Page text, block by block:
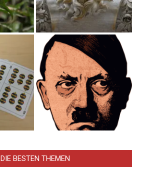
DIE BESTEN THEMEN